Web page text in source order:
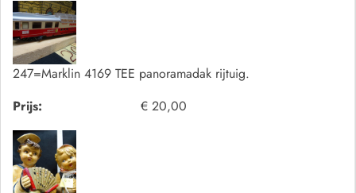
247=Marklin 4169 TEE panoramadak rijtuig.
Prijs:
€ 20,00